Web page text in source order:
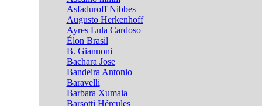
Asfaduroff Nibbes
Augusto Herkenhoff
Ayres Lula Cardoso
Élon Brasil
B. Giannoni
Bachara Jose
Bandeira Antonio
Baravelli
Barbara Xumaia
Barsotti Hércules